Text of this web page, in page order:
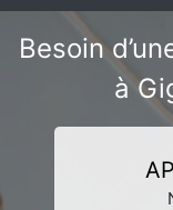
Besoin
à